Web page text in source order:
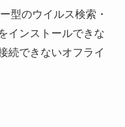
型のウイルス検索・
インストールできな
続できないオフライ